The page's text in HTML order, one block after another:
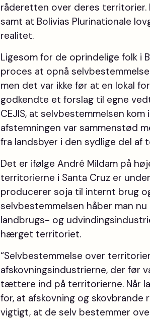
råderetten over deres territorier.
samt at Bolivias Plurinationale
realitet.
Ligesom for de oprindelige folk i
proces at opnå
men det var ikke før at en lokal
godkendte et forslag til egne
CEJIS, at selvbestemmelsen
afstemningen var sammenstød
fra landsbyer i den sydlige del
Det er ifølge André Mildam på
territorierne i Santa Cruz er
producerer soja til internt brug
selvbestemmelsen håber man
landbrugs- og
hærget territoriet.
“Selvbestemmelse over
afskovningsindustrierne, der
tættere ind på territorierne. Når
for, at afskovning og
vigtigt, at de selv bestemmer